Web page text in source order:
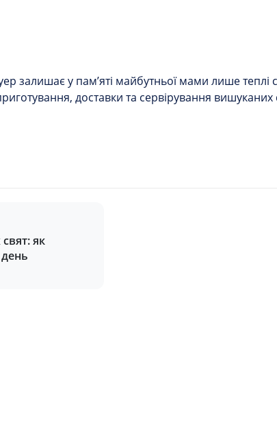
залишає у пам’яті майбутньої мами лише теплі
доставки та сервірування
як